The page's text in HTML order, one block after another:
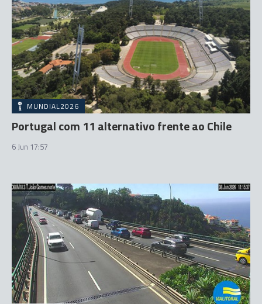
MUNDIAL2026
Portugal com 11 alternativo frente ao Chile
6 Jun 17:57